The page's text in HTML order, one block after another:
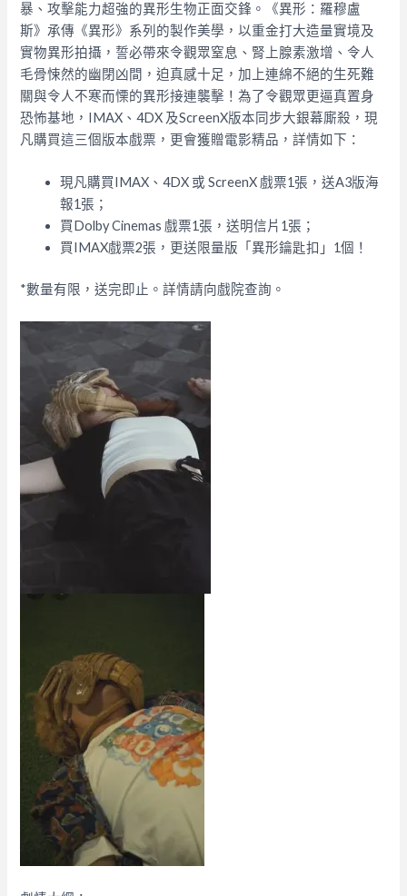
暴、攻擊能力超強的異形生物正面交鋒。《異形：羅穆盧
斯》承傳《異形》系列的製作美學，以重金打大造量實境及
實物異形拍攝，誓必帶來令觀眾窒息、腎上腺素激增、令人
毛骨悚然的幽閉凶間，迫真感十足，加上連綿不絕的生死難
關與令人不寒而慄的異形接連襲擊！為了令觀眾更逼真置身
恐怖基地，IMAX、4DX 及ScreenX版本同步大銀幕廝殺，現
凡購買這三個版本戲票，更會獲贈電影精品，詳情如下：
現凡購買IMAX、4DX 或 ScreenX 戲票1張，送A3版海
報1張；
買Dolby Cinemas 戲票1張，送明信片1張；
買IMAX戲票2張，更送限量版「異形鑰匙扣」1個！
*數量有限，送完即止。詳情請向戲院查詢。